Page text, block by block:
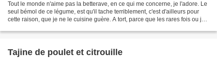
Tout le monde n'aime pas la betterave, en ce qui me concerne, je l'adore. Le
seul bémol de ce légume, est qu'il tache terriblement, c'est d'ailleurs pour
cette raison, que je ne le cuisine guère. A tort, parce que les rares fois ou je
Tajine de poulet et citrouille